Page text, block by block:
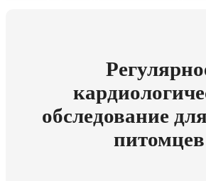
обследование
питомцев